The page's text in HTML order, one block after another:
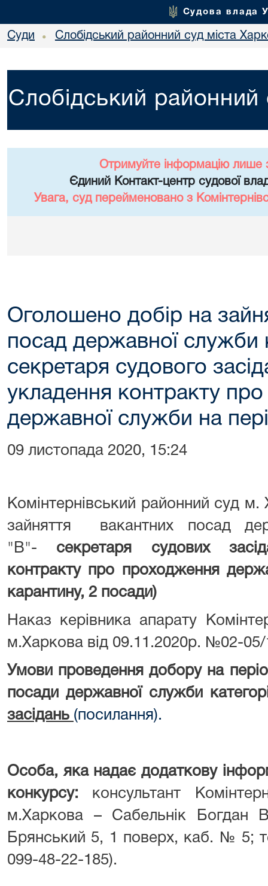
Судова влада
Суди • Слобідський районний суд міста
Слобідський районний
Отримуйте інформацію лише
Єдиний Контакт-центр судової
Увага, суд перейменовано з
Оголошено добір на
посад державної служби
секретаря судового
укладення контракту
державної служби на
09 листопада 2020, 15:24
Комінтернівський районний суд
зайняття вакантних посад
"В"- секретаря судових
контракту про проходження
карантину, 2 посади)
Наказ керівника апарату
м.Харкова від 09.11.2020р. №02-
Умови проведення добору на
посади державної служби
засідань (посилання).
Особа, яка надає додаткову
конкурсу: консультант
м.Харкова – Сабельнік Богдан
Брянський 5, 1 поверх, каб. № 5;
099-48-22-185).